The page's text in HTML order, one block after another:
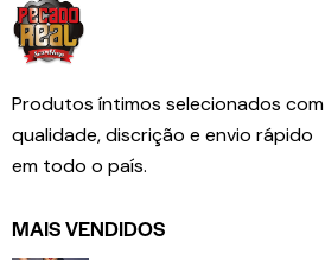
Produtos íntimos selecionados com
qualidade, discrição e envio rápido
em todo o país.
MAIS VENDIDOS